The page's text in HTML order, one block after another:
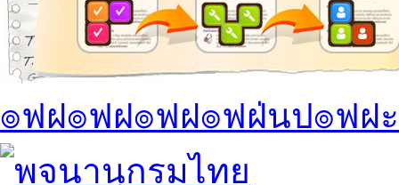
๏ฟฝ๏ฟฝ๏ฟฝ๏ฟฝ่นป๏ฟฝ